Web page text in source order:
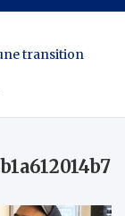
transition